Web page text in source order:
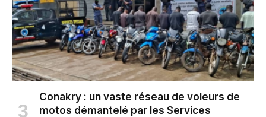
Conakry : un vaste réseau de voleurs de
motos démantelé par les Services